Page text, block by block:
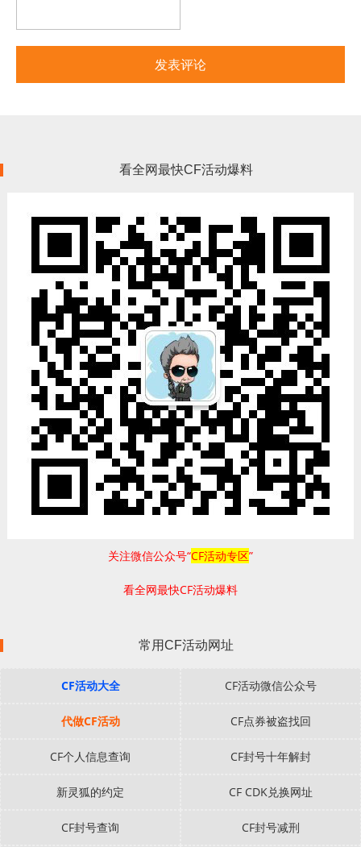
看全网最快CF活动爆料
关注微信公众号“CF活动专区”
看全网最快CF活动爆料
常用CF活动网址
CF活动大全 CF活动微信公众号
代做CF活动 CF点券被盗找回
CF个人信息查询 CF封号十年解封
新灵狐的约定 CF CDK兑换网址
CF封号查询 CF封号减刑